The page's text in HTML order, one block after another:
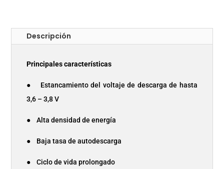
Descripción
Principales características
● Estancamiento del voltaje de descarga de hasta
3,6 – 3,8 V
● Alta densidad de energía
● Baja tasa de autodescarga
● Ciclo de vida prolongado